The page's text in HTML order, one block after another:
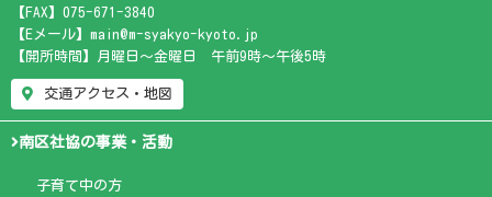
【FAX】075-671-3840
【Eメール】main@m-syakyo-kyoto.jp
【開所時間】月曜日～金曜日 午前9時～午後5時
交通アクセス・地図
南区社協の事業・活動
子育て中の方